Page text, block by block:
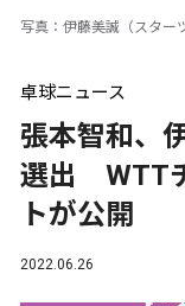
写真：伊藤美誠（スター
卓球ニュース
張本智和、
選出 WTT
トが公開
2022.06.26